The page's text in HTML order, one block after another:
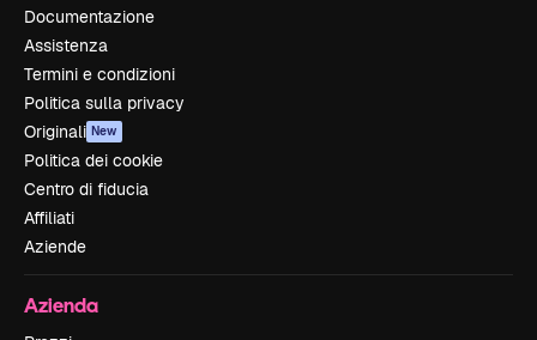
Documentazione
Assistenza
Termini e condizioni
Politica sulla privacy
Originali New
Politica dei cookie
Centro di fiducia
Affiliati
Aziende
Azienda